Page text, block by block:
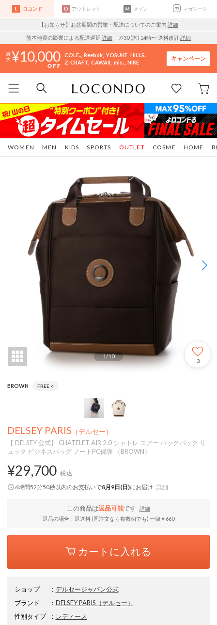
ロコンド アウトレット メゾン マガシーク
【お知らせ】お盆期間の営業・配送についてのご案内 詳細
熊本地震の影響による配送遅延 詳細 ｜7/30 (木) 14時〜 送料改訂詳細
10,000 COLE.. Reebok YOSUKE HILLS..
Z-CRAFT CAWAII mis.. NIKE
キャンペーン
WOMEN MEN KIDS SPORTS COSME HOME
OUTLET
1/10
3
BROWN FREE ○
DELSEY PARIS （デルセー）
【 DELSEY 公式】 CHATELET AIR 2.0 シャトレ エアー バックパック リ
ュック ビジネスバッグ ノートPC保護 （BROWN）
¥29,700 税込
6時間52分50秒以内のお支払いで8月9日(日)にお届け 詳細
この商品は返品可能です
詳細
返品の場合：返送料 (同注文なら複数個でも) 一律￥660
カートに入れる
ショップ ： デルセージャパン公式
ブランド
： DELSEY PARIS （デルセー）
性別タイプ
： レディース